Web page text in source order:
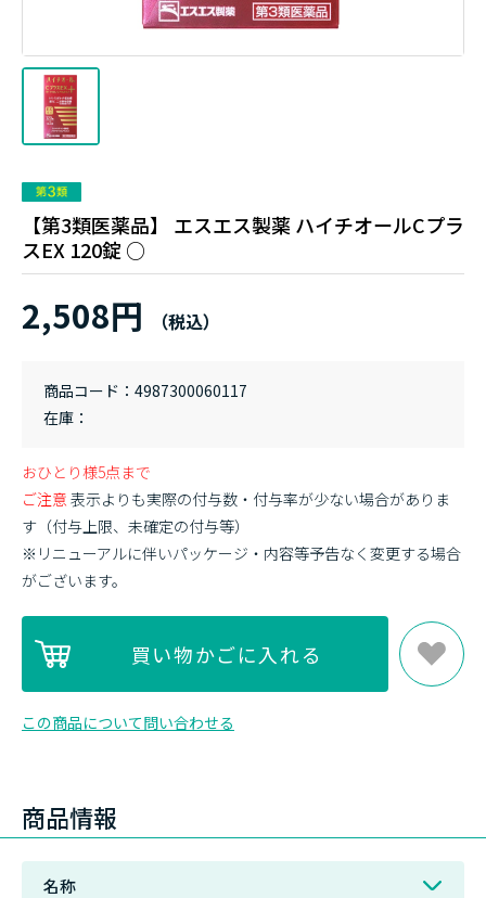
【第3類医薬品】 エスエス製薬 ハイチオールCプラ
スEX 120錠 ○
2,508円
商品コード
4987300060117
在庫
おひとり様5点まで
ご注意 表示よりも実際の付与数・付与率が少ない場合がありま
す（付与上限、未確定の付与等）
※リニューアルに伴いパッケージ・内容等予告なく変更する場合
がございます。
この商品について問い合わせる
商品情報
名称